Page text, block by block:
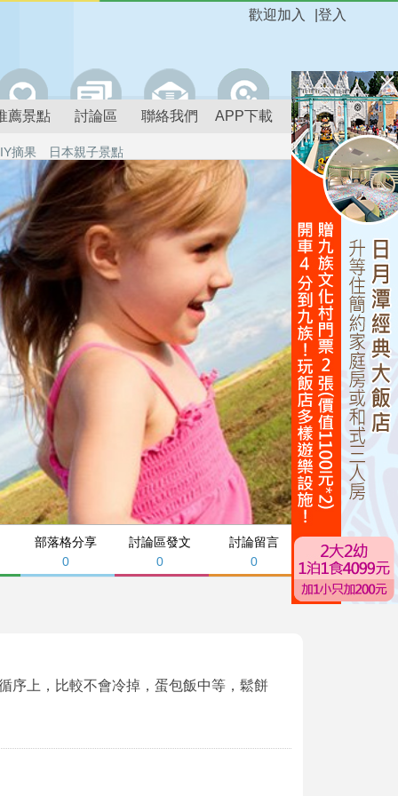
登入
歡迎加入
薦景點 討論區 聯絡我們 APP下載
摘果 日本親子景點
部落格分享
0
討論區發文
0
討論留言
0
序上，比較不會冷掉，蛋包飯中等，鬆餅